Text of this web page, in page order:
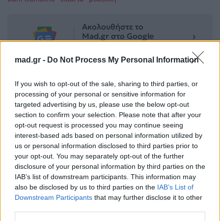
mad.gr - Do Not Process My Personal Information
If you wish to opt-out of the sale, sharing to third parties, or
processing of your personal or sensitive information for
targeted advertising by us, please use the below opt-out
section to confirm your selection. Please note that after your
opt-out request is processed you may continue seeing
interest-based ads based on personal information utilized by
us or personal information disclosed to third parties prior to
your opt-out. You may separately opt-out of the further
disclosure of your personal information by third parties on the
IAB’s list of downstream participants. This information may
also be disclosed by us to third parties on the IAB’s List of
Downstream Participants that may further disclose it to other
Ακολουθήστε το
Mad.gr στο Google
Mad.gr στο MSN
Μοιράσου αυτό το άρθρο